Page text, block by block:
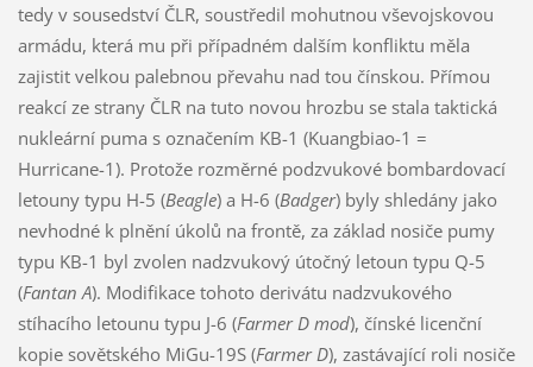
tedy v sousedství ČLR, soustředil mohutnou vševojskovou
armádu, která mu při případném dalším konfliktu měla
zajistit velkou palebnou převahu nad tou čínskou. Přímou
reakcí ze strany ČLR na tuto novou hrozbu se stala taktická
nukleární puma s označením KB-1 (Kuangbiao-1 =
Hurricane-1). Protože rozměrné podzvukové bombardovací
letouny typu H-5 (Beagle) a H-6 (Badger) byly shledány jako
nevhodné k plnění úkolů na frontě, za základ nosiče pumy
typu KB-1 byl zvolen nadzvukový útočný letoun typu Q-5
(Fantan A). Modifikace tohoto derivátu nadzvukového
stíhacího letounu typu J-6 (Farmer D mod), čínské licenční
kopie sovětského MiGu-19S (Farmer D), zastávající roli nosiče